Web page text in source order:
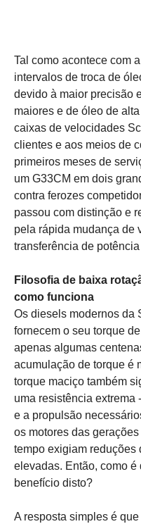
Tal como acontece com
intervalos de troca de
devido à maior precisão
maiores e de óleo de
caixas de velocidades
clientes e aos meios de
primeiros meses de
um G33CM em dois
contra ferozes
passou com distinção e
pela rápida mudança de
transferência de
Filosofia de baixa
como funciona
Os diesels modernos da
fornecem o seu torque
apenas algumas
acumulação de torque é
torque maciço também
uma resistência extrema
e a propulsão
os motores das
tempo exigiam reduções
elevadas. Então, como
benefício disto?
A resposta simples é